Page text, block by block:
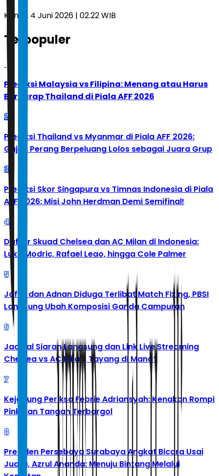
Kamis, 4 Juni 2026 | 02.22 WIB
Terpopuler
Prediksi Malaysia vs Filipina: Menang atau Harus
Berharap Thailand di Piala AFF 2026
2
Prediksi Thailand vs Myanmar di Piala AFF 2026:
Gajah Perang Berpeluang Lolos sebagai Juara Grup
3
Prediksi Skor Singapura vs Timnas Indonesia di Piala
AFF 2026: Misi John Herdman Demi Semifinal!
4
Daftar Skuad Chelsea dan AC Milan di Indonesia:
Luka Modric, Rafael Leao, hingga Cole Palmer
5
Jafar dan Adnan Diduga Terlibat Match Fixing, PBSI
Langsung Ubah Komposisi Ganda Campuran
6
Jadwal Siaran Langsung dan Link Live Streaming
Chelsea vs AC Milan, Tayang di Mana?
7
Kejagung Periksa Febrie Adriansyah: Kenakan Rompi
Pink dan Tangan Terborgol
8
Presiden Persebaya Surabaya Angkat Bicara Usai
Juara, Azrul Ananda: Menuju Bintang Melalui